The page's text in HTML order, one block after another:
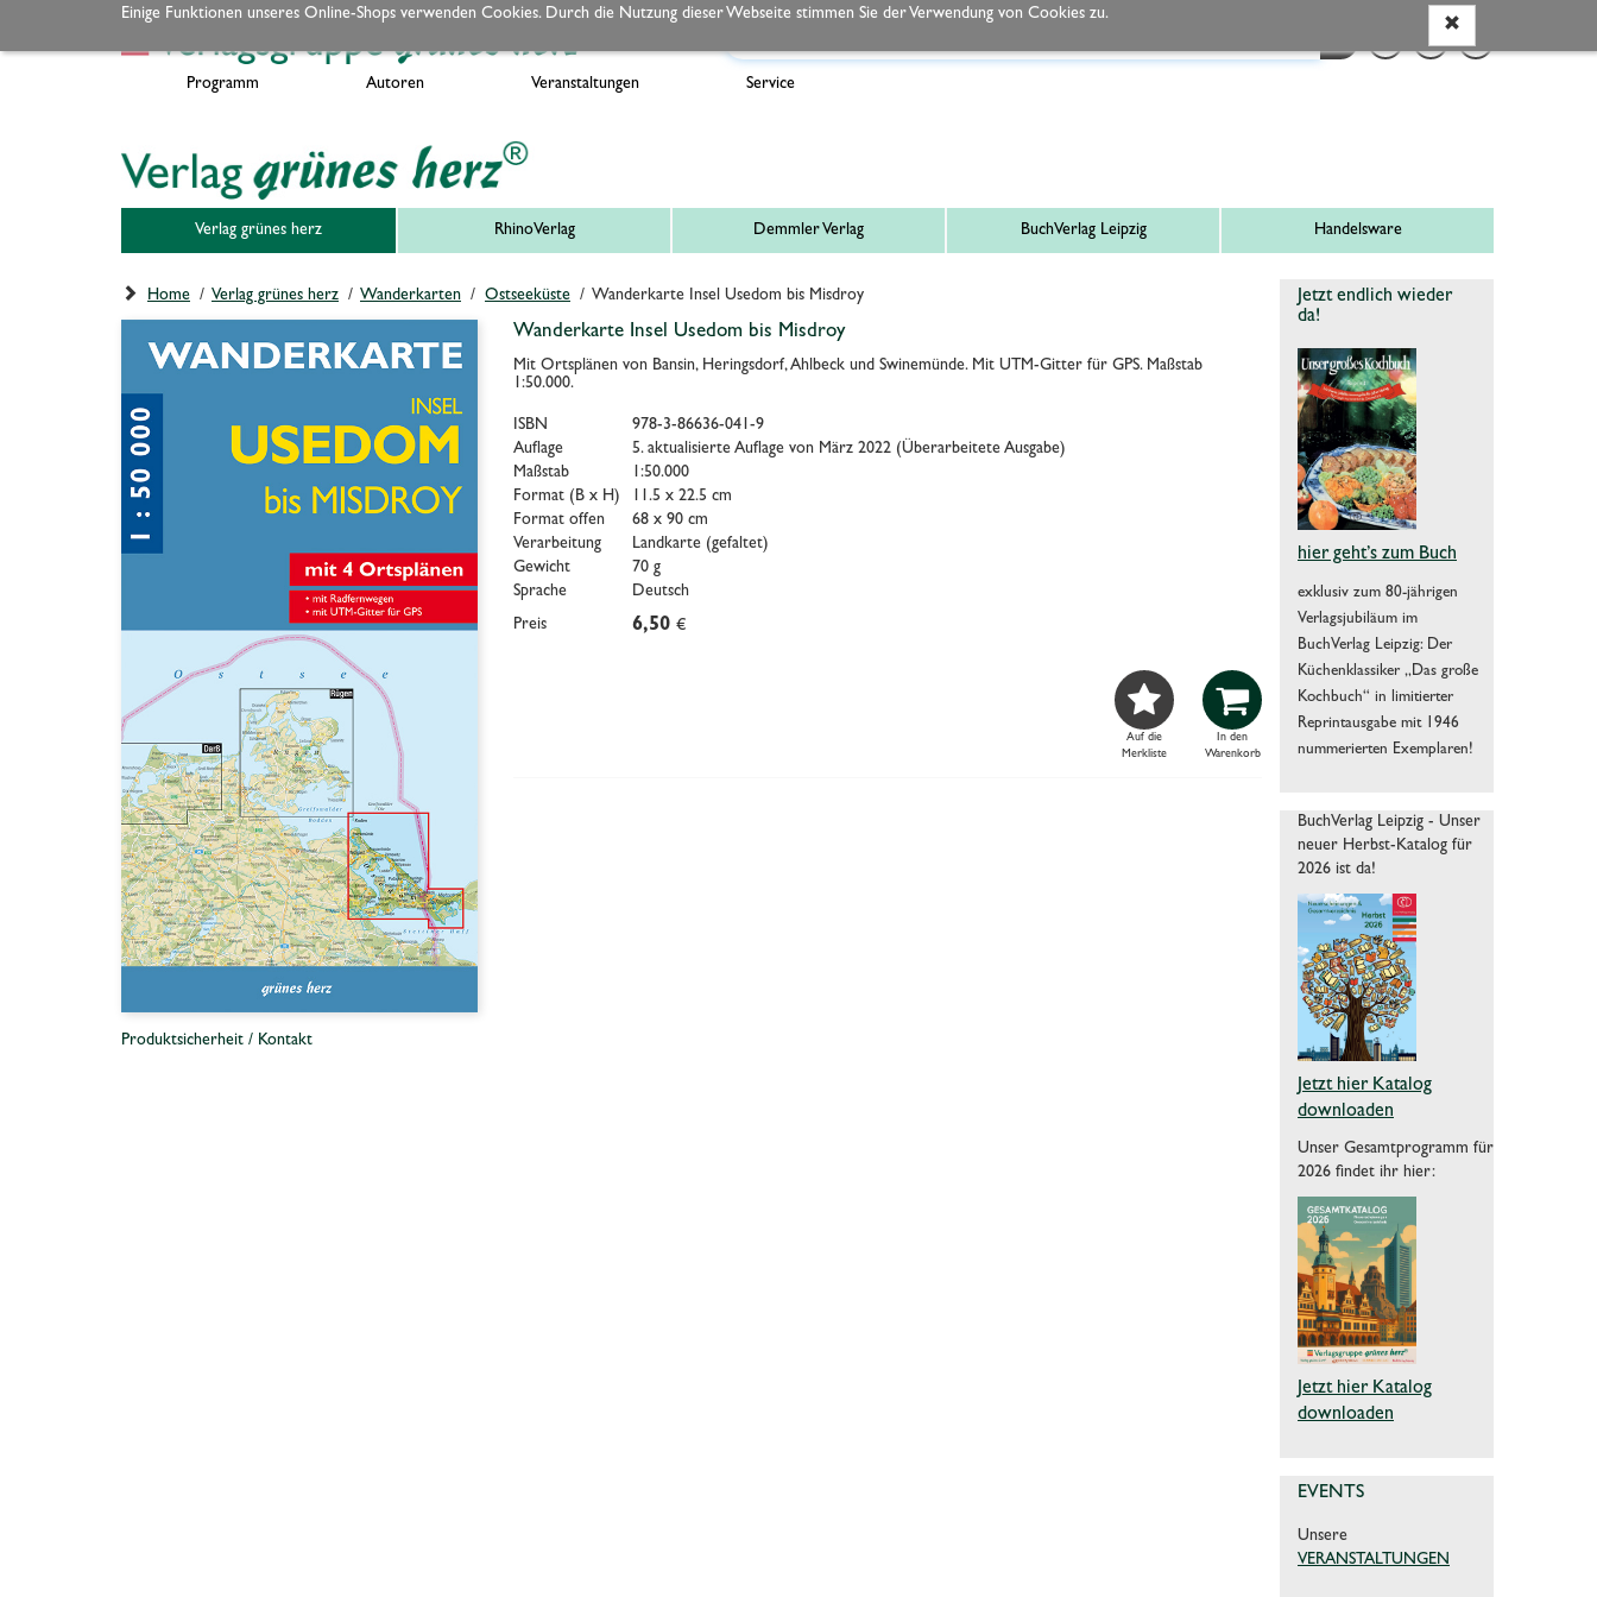
Einige Funktionen unseres Online-Shops verwenden Cookies. Durch die Nutzung dieser Webseite stimmen Sie der Verwendung von Cookies zu.
Verlag grünes herz RhinoVerlag Demmler Verlag BuchVerlag Leipzig Handelsware
Programm Autoren Veranstaltungen Service
Home / Verlag grünes herz / Wanderkarten / Ostseeküste / Wanderkarte Insel Usedom bis Misdroy
Produktsicherheit / Kontakt
Wanderkarte Insel Usedom bis Misdroy
Mit Ortsplänen von Bansin, Heringsdorf, Ahlbeck und Swinemünde. Mit UTM-Gitter für GPS. Maßstab
1:50.000.
ISBN
978-3-86636-041-9
Auflage
5. aktualisierte Auflage von März 2022 (Überarbeitete Ausgabe)
Maßstab
1:50.000
Format (B x H)
11.5 x 22.5 cm
Format offen
68 x 90 cm
Verarbeitung
Landkarte (gefaltet)
Gewicht
70 g
Sprache
Deutsch
Preis
6,50 €

Auf die
Merkliste

In den
Warenkorb
Jetzt endlich wieder
da!
hier geht’s zum Buch
exklusiv zum 80-jährigen
Verlagsjubiläum im
BuchVerlag Leipzig: Der
Küchenklassiker „Das große
Kochbuch“ in limitierter
Reprintausgabe mit 1946
nummerierten Exemplaren!
BuchVerlag Leipzig - Unser
neuer Herbst-Katalog für
2026 ist da!
Jetzt hier Katalog
downloaden
Unser Gesamtprogramm für
2026 findet ihr hier:
Jetzt hier Katalog
downloaden
EVENTS
Unsere
VERANSTALTUNGEN